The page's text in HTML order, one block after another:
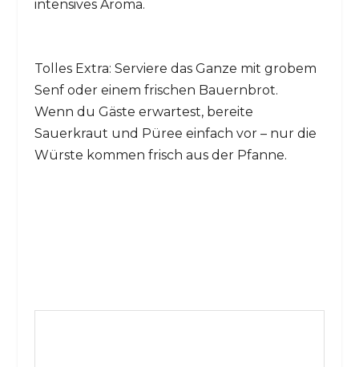
intensives Aroma.
Tolles Extra: Serviere das Ganze mit grobem
Senf oder einem frischen Bauernbrot.
Wenn du Gäste erwartest, bereite
Sauerkraut und Püree einfach vor – nur die
Würste kommen frisch aus der Pfanne.